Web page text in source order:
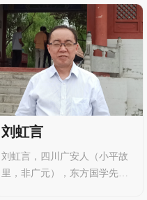
学、姓名学、阴阳宅环境布局
等领域，善于融合哲学思想与
实践应用，以 “学以致用、服务
社会” 为宗旨，积极推广优秀传
统文化，是兼具理论素养与实
践精神的文化传承者。
刘虹言
刘虹言，四川广安人（小平故
里，非广元），东方国学先锋